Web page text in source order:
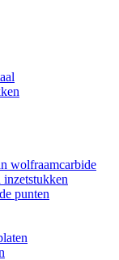
wolfraamcarbide
inzetstukken
punten